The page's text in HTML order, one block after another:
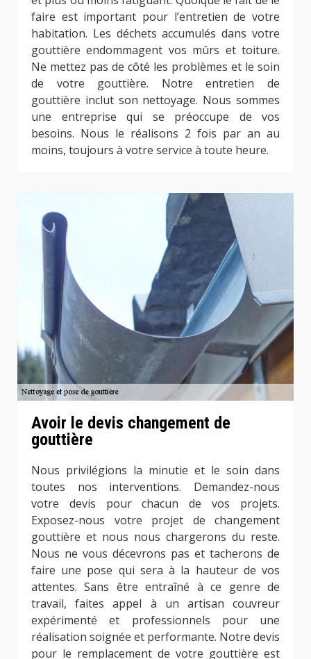
faire est important pour l’entretien de votre
habitation. Les déchets accumulés dans votre
gouttière endommagent vos mûrs et toiture.
Ne mettez pas de côté les problèmes et le soin
de votre gouttière. Notre entretien de
gouttière inclut son nettoyage. Nous sommes
une entreprise qui se préoccupe de vos
besoins. Nous le réalisons 2 fois par an au
moins, toujours à votre service à toute heure.
Avoir le devis changement de
gouttière
Nous privilégions la minutie et le soin dans
toutes nos interventions. Demandez-nous
votre devis pour chacun de vos projets.
Exposez-nous votre projet de changement
gouttière et nous nous chargerons du reste.
Nous ne vous décevrons pas et tacherons de
faire une pose qui sera à la hauteur de vos
attentes. Sans être entraîné à ce genre de
travail, faites appel à un artisan couvreur
expérimenté et professionnels pour une
réalisation soignée et performante. Notre devis
pour le remplacement de votre gouttière est